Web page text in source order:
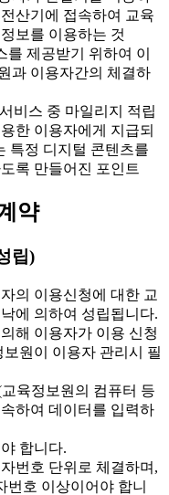
산기에 접속하여 교육
보를 이용하는 것
제공받기 위하여 이
과 이용자간의 체결하
비스 중 마일리지 적립
한 이용자에게 지급되
특정 디지털 콘텐츠를
록 만들어진 포인트
약
립)
의 이용신청에 대한 교
에 의하여 성립됩니다.
해 이용자가 이용 신청
원이 이용자 관리시 필
육정보원의 컴퓨터 등
하여 데이터를 입력하
합니다.
번호 단위로 체결하며,
번호 이상이어야 합니